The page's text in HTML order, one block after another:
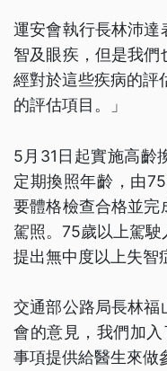
運安會執行長林沛達
智及眼疾，但是我
經對於這些疾病的評
的評估項目。」
5月31日起實施高齡
定期換照年齡，由
要體格檢查合格並完
駕照。75歲以上駕
提出無中度以上失智
交通部公路局長林福
會的意見，我們加
事項提供給醫生來做